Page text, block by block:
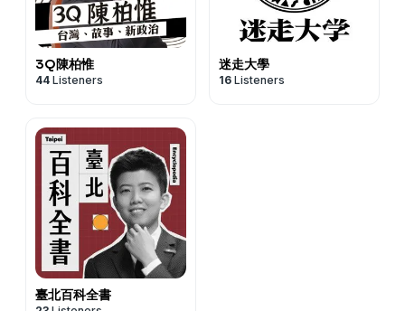
3Q陳柏惟
44 Listeners
迷走大學
16 Listeners
臺北百科全書